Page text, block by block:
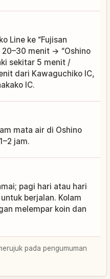
Line ke “Fujisan
menit → “Oshino
sekitar 5 menit /
dari Kawaguchiko IC,
IC.
mata air di Oshino
jam.
pagi hari atau hari
berjalan. Kolam
melempar koin dan
pada pengumuman